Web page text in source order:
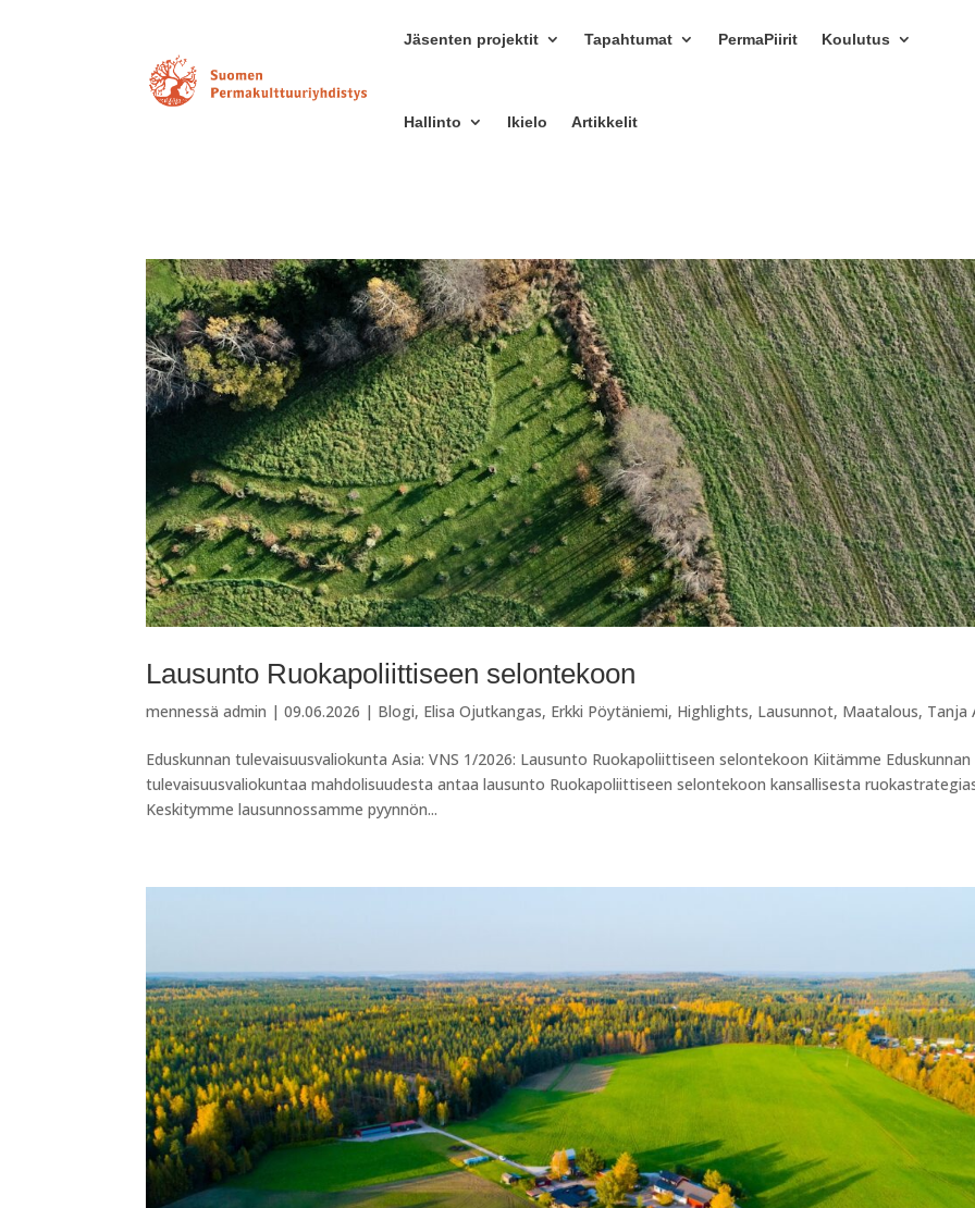
Jäsenten projektit Tapahtumat PermaPiirit Koulutus
Hallinto Ikielo Artikkelit
Lausunto Ruokapoliittiseen selontekoon
mennessäadmin |09.06.2026 | Blogi, Elisa Ojutkangas, Erkki Pöytäniemi, Highlights, Lausunnot, Maatalous, Tanja
Eduskunnan tulevaisuusvaliokunta Asia: VNS 1/2026: Lausunto Ruokapoliittiseen selontekoon Kiitämme Eduskunnan
tulevaisuusvaliokuntaa mahdolisuudesta antaa lausunto Ruokapoliittiseen selontekoon kansallisesta
Keskitymme lausunnossamme pyynnön...